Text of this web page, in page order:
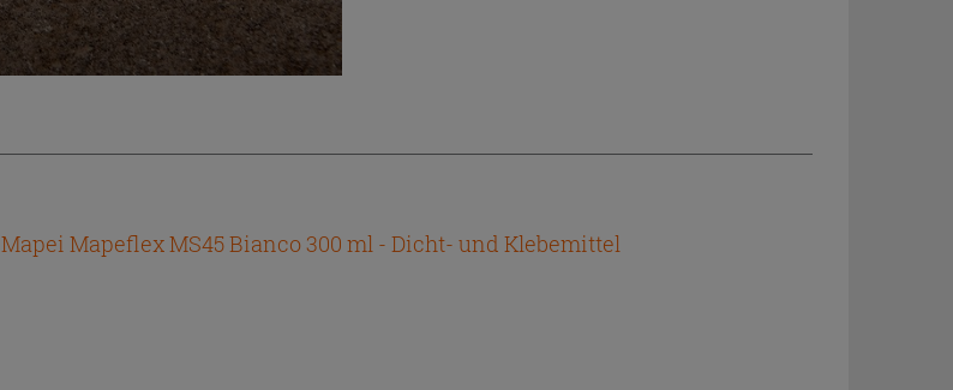
Mapei Mapeflex MS45 Bianco 300 ml - Dicht- und Klebemittel